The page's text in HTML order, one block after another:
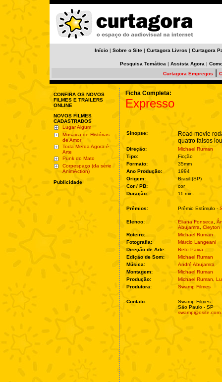
Início | Sobre o Site | Curtagora Livros | Curtagora
Pesquisa Temática | Assista Agora |
Curtagora Empregos
CONFIRA OS NOVOS
FILMES E TRAILERS
ONLINE
NOVOS FILMES
CADASTRADOS
Lugar Algum
Mosaica de Histórias
de Amor
Toda Merda Agora é
Arte
Punk do Mato
Corpespaço (da série
AnimAction)
Publicidade
Ficha Completa:
Expresso
Sinopse:
Road movie
quatro falsos
Direção:
Michael Ruman
Tipo:
Ficção
Formato:
35mm
Ano Produção:
1994
Origem:
Brasil (SP)
Cor / PB:
cor
Duração:
11 min.
Prêmios: Prêmio Estímulo -
Elenco: Eliana Fonseca
Abujamra
Cleyton
Roteiro:
Michael Ruman
Fotografia:
Márcio Langeani
Direção de Arte:
Beto Paiva
Edição de Som:
Michael Ruman
Música:
André Abujamra
Montagem:
Michael Ruman
Produção:
Michael Ruman
Produtora:
Swamp Filmes
Contato:
Swamp Filmes
São Paulo - SP